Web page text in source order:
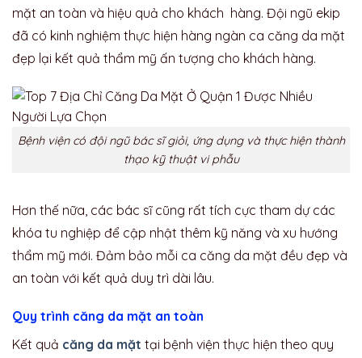
mặt an toàn và hiệu quả cho khách hàng. Đội ngũ ekip
đã có kinh nghiệm thực hiện hàng ngàn ca căng da mặt
đẹp lại kết quả thẩm mỹ ấn tượng cho khách hàng.
Bệnh viện có đội ngũ bác sĩ giỏi, ứng dụng và thực hiện thành
thạo kỹ thuật vi phẫu
Hơn thế nữa, các bác sĩ cũng rất tích cực tham dự các
khóa tu nghiệp để cập nhật thêm kỹ năng và xu hướng
thẩm mỹ mới. Đảm bảo mỗi ca căng da mặt đều đẹp và
an toàn với kết quả duy trì dài lâu.
Quy trình căng da mặt an toàn
Kết quả căng da mặt tại bệnh viện thực hiện theo quy